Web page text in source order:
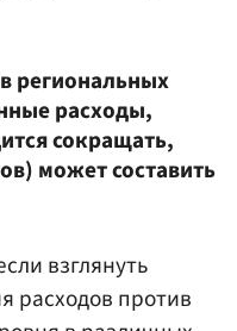
региональных
расходы,
сокращать,
может составить
взглянуть
расходов против